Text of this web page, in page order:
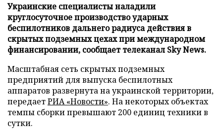
Украинские специалисты наладили
круглосуточное производство ударных
беспилотников дальнего радиуса действия в
скрытых подземных цехах при международном
финансировании, сообщает телеканал Sky News.
Масштабная сеть скрытых подземных
предприятий для выпуска беспилотных
аппаратов развернута на украинской территории,
передаетРИА «Новости». На некоторых объектах
темпы сборки превышают 200 единиц техники в
сутки.